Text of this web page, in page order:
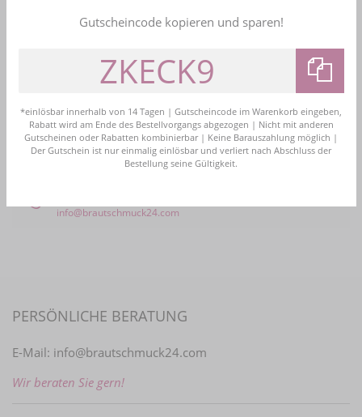
Kostenloser Versand
Kauf auf Rechnung
Bezahlen Sie bequem nach Erhalt der Ware
info@brautschmuck24.com
PERSÖNLICHE BERATUNG
E-Mail: info@brautschmuck24.com
Wir beraten Sie gern!
Gutscheincode kopieren und sparen!
*einlösbar innerhalb von 14 Tagen | Gutscheincode im Warenkorb eingeben,
Rabatt wird am Ende des Bestellvorgangs abgezogen | Nicht mit anderen
Gutscheinen oder Rabatten kombinierbar | Keine Barauszahlung möglich |
Der Gutschein ist nur einmalig einlösbar und verliert nach Abschluss der
Bestellung seine Gültigkeit.